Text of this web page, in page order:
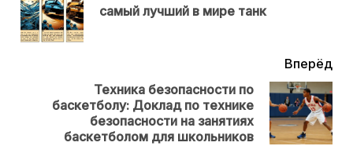
самый лучший в мире танк
Вперёд
Техника безопасности по
баскетболу: Доклад по технике
безопасности на занятиях
баскетболом для школьников